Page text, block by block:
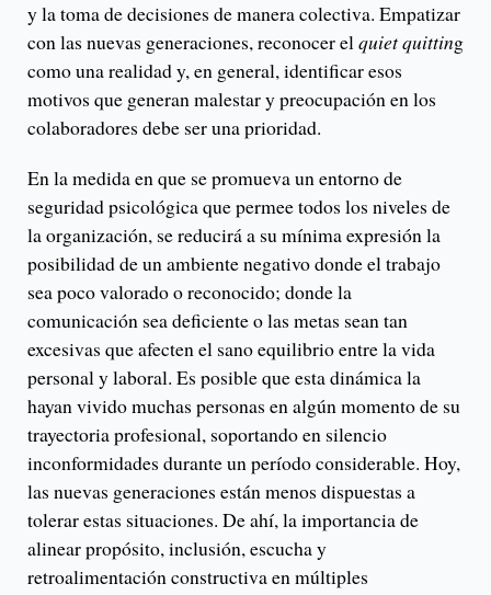
y la toma de decisiones de manera colectiva. Empatizar
con las nuevas generaciones, reconocer el quiet quitting
como una realidad y, en general, identificar esos
motivos que generan malestar y preocupación en los
colaboradores debe ser una prioridad.
En la medida en que se promueva un entorno de
seguridad psicológica que permee todos los niveles de
la organización, se reducirá a su mínima expresión la
posibilidad de un ambiente negativo donde el trabajo
sea poco valorado o reconocido; donde la
comunicación sea deficiente o las metas sean tan
excesivas que afecten el sano equilibrio entre la vida
personal y laboral. Es posible que esta dinámica la
hayan vivido muchas personas en algún momento de su
trayectoria profesional, soportando en silencio
inconformidades durante un período considerable. Hoy,
las nuevas generaciones están menos dispuestas a
tolerar estas situaciones. De ahí, la importancia de
alinear propósito, inclusión, escucha y
retroalimentación constructiva en múltiples